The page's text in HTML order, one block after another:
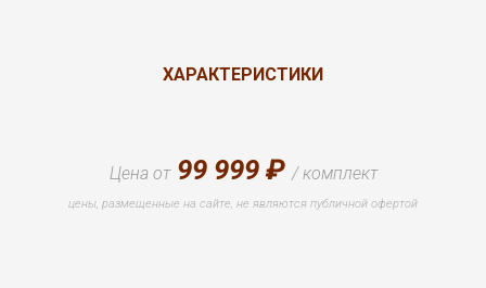
ХАРАКТЕРИСТИКИ
Цена от99 999 ₽ / комплект
цены, размещенные на сайте, не являются публичной офертой